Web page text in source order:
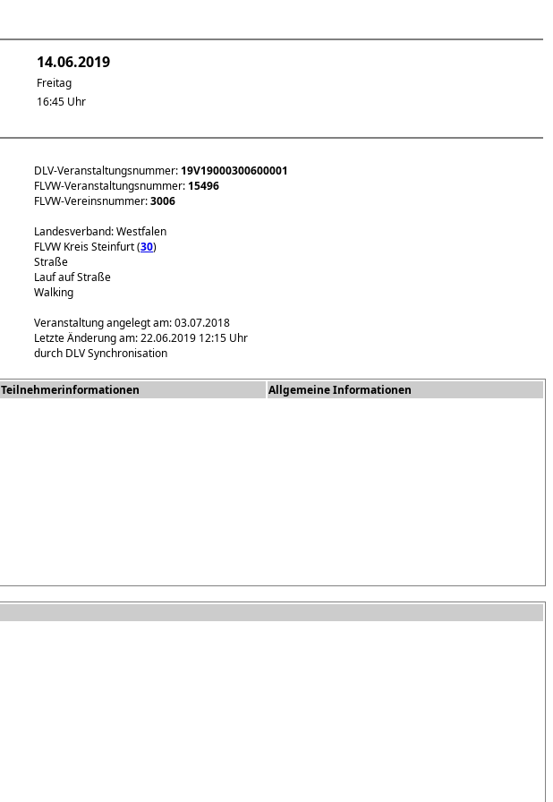
14.06.2019
Freitag
16:45 Uhr
DLV-Veranstaltungsnummer:19V19000300600001
FLVW-Veranstaltungsnummer:15496
FLVW-Vereinsnummer:3006
Landesverband: Westfalen
FLVW Kreis Steinfurt (30)
Straße
Lauf auf Straße
Walking
Veranstaltung angelegt am: 03.07.2018
Letzte Änderung am: 22.06.2019 12:15 Uhr
durch DLV Synchronisation
Teilnehmerinformationen
Allgemeine Informationen